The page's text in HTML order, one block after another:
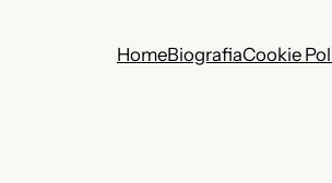
HomeBiografiaCookie